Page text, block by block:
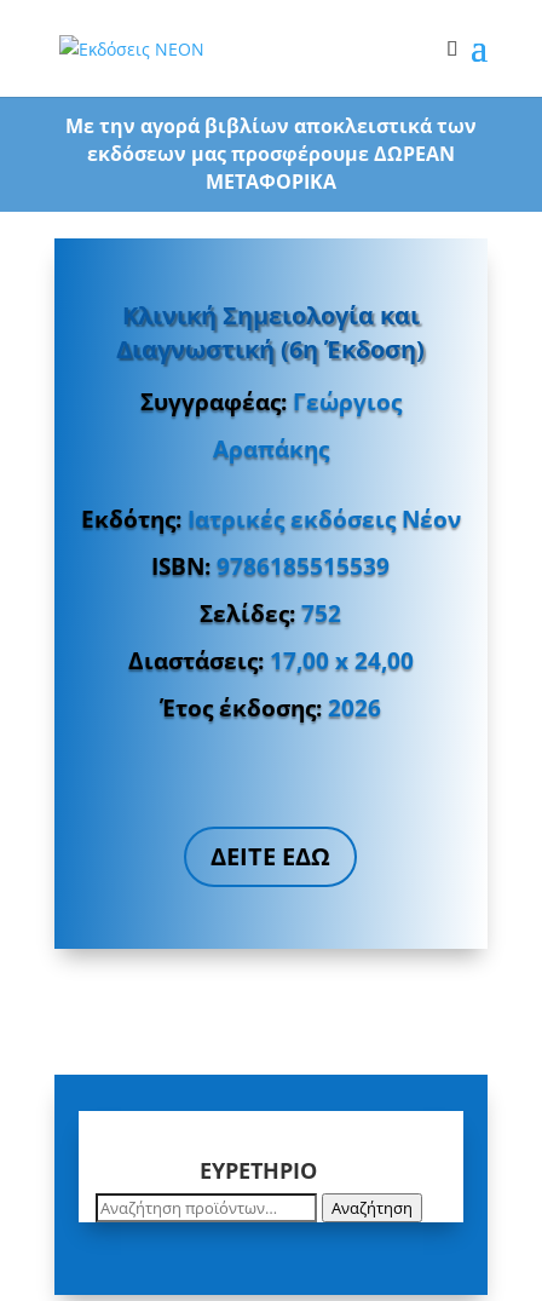
Με την αγορά βιβλίων αποκλειστικά των
εκδόσεων μας προσφέρουμε ΔΩΡΕΑΝ
ΜΕΤΑΦΟΡΙΚΑ
Κλινική Σημειολογία και
Διαγνωστική (6η Έκδοση)
Συγγραφέας: Γεώργιος
Αραπάκης
Εκδότης: Ιατρικές εκδόσεις Νέον
ISBN:9786185515539
Σελίδες:752
Διαστάσεις: 17,00x 24,00
Έτος έκδοσης: 2026
ΔΕΙΤΕ ΕΔΩ
ΕΥΡΕΤΗΡΙΟ
Αναζήτηση
για:
Αναζήτηση